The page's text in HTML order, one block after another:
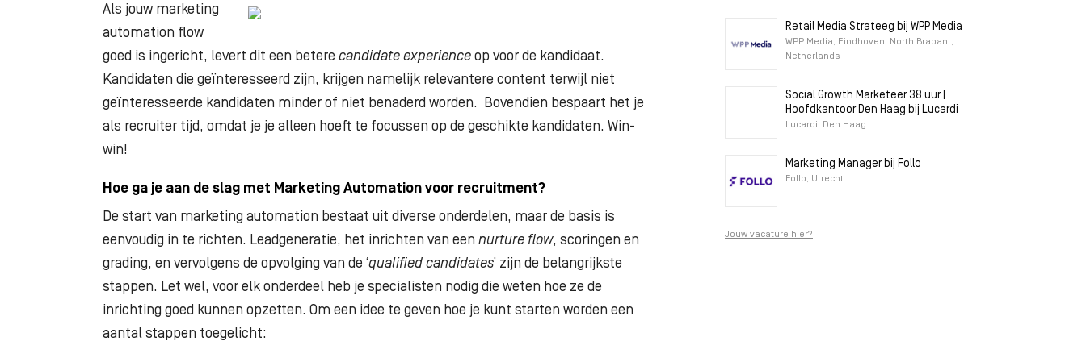
Als jouw marketing
automation flow
goed is ingericht, levert dit een betere candidate experience op voor de kandidaat.
Kandidaten die geïnteresseerd zijn, krijgen namelijk relevantere content terwijl niet
geïnteresseerde kandidaten minder of niet benaderd worden. Bovendien bespaart het je
als recruiter tijd, omdat je je alleen hoeft te focussen op de geschikte kandidaten. Win-
win!
Hoe ga je aan de slag met Marketing Automation voor recruitment?
De start van marketing automation bestaat uit diverse onderdelen, maar de basis is
eenvoudig in te richten. Leadgeneratie, het inrichten van een nurture flow, scoringen en
grading, en vervolgens de opvolging van de ‘qualified candidates’ zijn de belangrijkste
stappen. Let wel, voor elk onderdeel heb je specialisten nodig die weten hoe ze de
inrichting goed kunnen opzetten. Om een idee te geven hoe je kunt starten worden een
aantal stappen toegelicht:
Retail Media Strateeg bij WPP Media
WPP Media, Eindhoven, North Brabant,
Netherlands
Social Growth Marketeer 38 uur |
Hoofdkantoor Den Haag bij Lucardi
Lucardi, Den Haag
Marketing Manager bij Follo
Follo, Utrecht
Jouw vacature hier?